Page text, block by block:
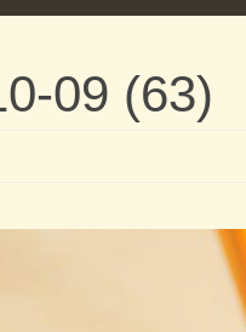
09 (63)